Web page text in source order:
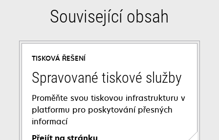
Související obsah
TISKOVÁ ŘEŠENÍ
Spravované tiskové služby
Proměňte svou tiskovou infrastrukturu v
platformu pro poskytování přesných
informací
Přejít na stránku